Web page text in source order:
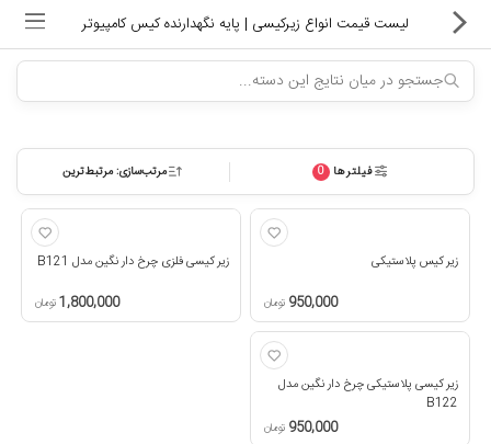
ماشین های اداری
کارتریج و تونر
تجهیزات فروشگاهی و بانکی
دستگاه صحافی و پرس
لیست قیمت انواع زیرکیسی | پایه نگهدارنده کیس کامپیوتر
فیلترها 0 مرتب‌سازی: مرتبط‌ترین
زیر کیس پلاستیکی
950,000 تومان
زیر کیسی فلزی چرخ دار نگین مدل B121
1,800,000تومان
زیر کیسی پلاستیکی چرخ دار نگین مدل
B122
950,000 تومان